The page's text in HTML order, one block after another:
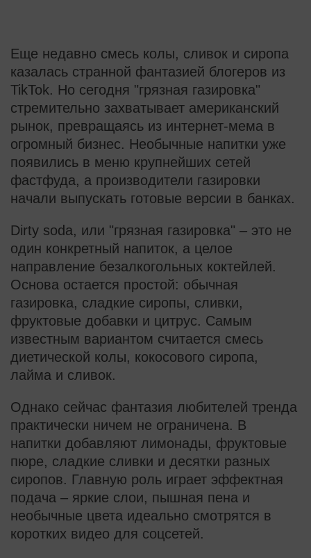
Еще недавно смесь колы, сливок и сиропа
казалась странной фантазией блогеров из
TikTok. Но сегодня "грязная газировка"
стремительно захватывает американский
рынок, превращаясь из интернет-мема в
огромный бизнес. Необычные напитки уже
появились в меню крупнейших сетей
фастфуда, а производители газировки
начали выпускать готовые версии в банках.
Dirty soda, или "грязная газировка" – это не
один конкретный напиток, а целое
направление безалкогольных коктейлей.
Основа остается простой: обычная
газировка, сладкие сиропы, сливки,
фруктовые добавки и цитрус. Самым
известным вариантом считается смесь
диетической колы, кокосового сиропа,
лайма и сливок.
Однако сейчас фантазия любителей тренда
практически ничем не ограничена. В
напитки добавляют лимонады, фруктовые
пюре, сладкие сливки и десятки разных
сиропов. Главную роль играет эффектная
подача – яркие слои, пышная пена и
необычные цвета идеально смотрятся в
коротких видео для соцсетей.